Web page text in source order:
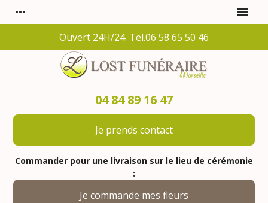
more_horiz menu
Ouvert 24H/24. Tel.06 58 65 50 46
04 84 89 16 47
Je prends contact
Commander pour une livraison sur le lieu de cérémonie
:
Je commande mes fleurs